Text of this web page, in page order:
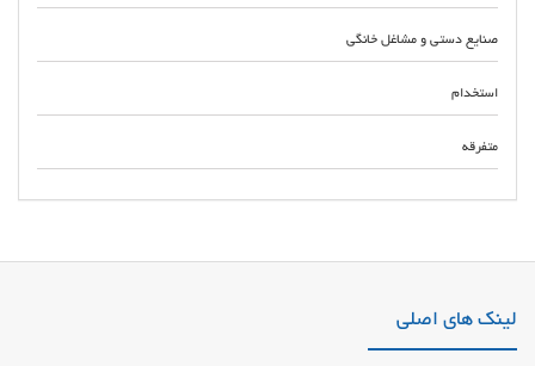
صنایع دستی و مشاغل خانگی
استخدام
متفرقه
پایدار پیشه متخصص اجرای سقف آردواز صفر تا صد پروژه با مشاوره رایگان و
لینک های اصلی